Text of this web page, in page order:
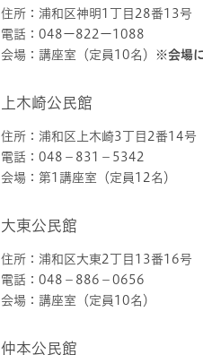
住所：浦和区神明1丁目28番13号
電話：048ー822ー1088
会場：講座室（定員10名）
※会場
上木崎公民館
住所：浦和区上木崎3丁目2番14号
電話：048－831－5342
会場：第1講座室（定員12名）
大東公民館
住所：浦和区大東2丁目13番16号
電話：048－886－0656
会場：講座室（定員10名）
仲本公民館